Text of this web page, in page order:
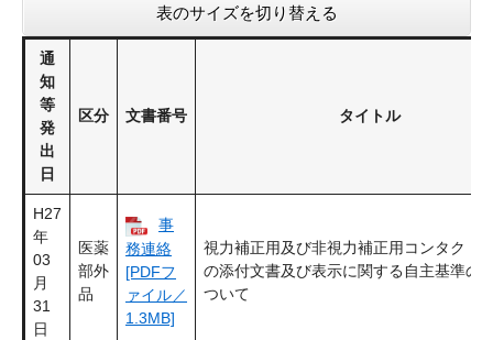
表のサイズを切り替える
通
知
等
発
出
日
区分 文書番号 タイトル
H27
年
03
月
31
日
医薬
部外
品
事
務連絡
[PDFフ
ァイル／
1.3MB]
視力補正用及び非視力補正用コンタクト
の添付文書及び表示に関する自主基準の
ついて